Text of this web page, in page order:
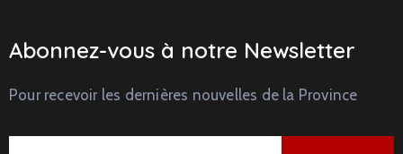
Abonnez-vous à notre Newsletter
Pour recevoir les dernières nouvelles de la Province